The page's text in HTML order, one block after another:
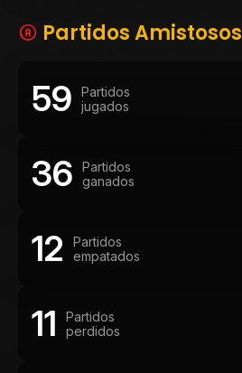
Partidos Amistosos
59
Partidos
jugados
36
Partidos
ganados
12
Partidos
empatados
11
Partidos
perdidos